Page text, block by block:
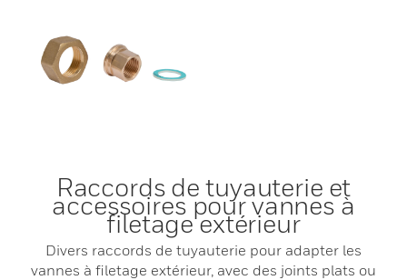
Raccords de tuyauterie et
accessoires pour vannes à
filetage extérieur
Divers raccords de tuyauterie pour adapter les
vannes à filetage extérieur, avec des joints plats ou